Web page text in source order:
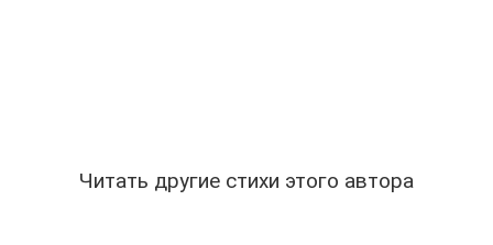
Читать другие стихи этого автора